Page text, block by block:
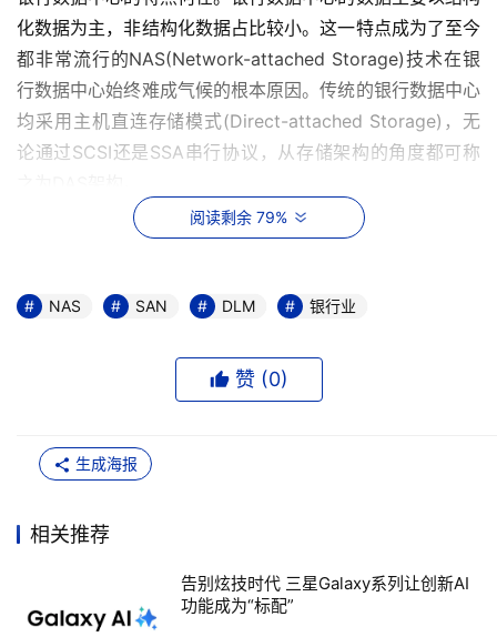
化数据为主，非结构化数据占比较小。这一特点成为了至今
都非常流行的NAS(Network-attached Storage)技术在银
行数据中心始终难成气候的根本原因。传统的银行数据中心
均采用主机直连存储模式(Direct-attached Storage)，无
论通过SCSI还是SSA串行协议，从存储架构的角度都可称
随着银行业务的不断扩充和拓展，在国内银行日益庞大
代之的是基于SAN(Storage Area Network)----存储局域
应用，几乎达到了“无盘不SAN”的地步。SAN以其高性能、
高可靠性、高扩展性、高可管理性为银行数据中心提高存储
已具备的SAN平台，如何进一步对存储架构进行整合改造进
如图1所示，这是一个较为典型的银行数据中心双Fabric
阅读剩余 79%
NAS SAN DLM 银行业
赞 (0)
生成海报
相关推荐
告别炫技时代 三星Galaxy系列让创新AI
功能成为“标配”